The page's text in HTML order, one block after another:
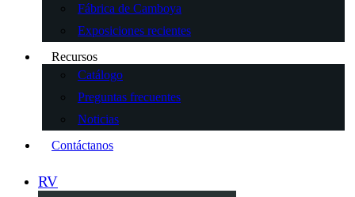
Fábrica de Camboya
Exposiciones recientes
Recursos
Catálogo
Preguntas frecuentes
Noticias
Contáctanos
RV